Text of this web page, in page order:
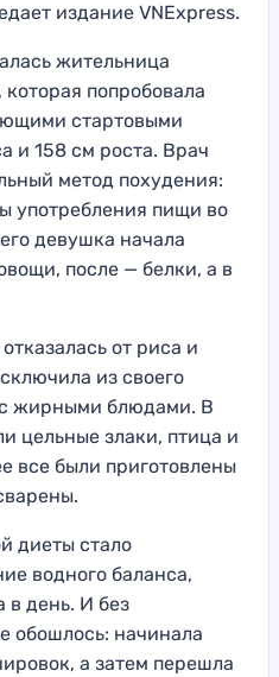
издание VNExpress.
жительница
попробовала
стартовыми
и 158 см роста. Врач
метод похудения:
употребления пищи во
девушка начала
после — белки, а в
от риса и
из своего
жирными блюдами. В
цельные злаки, птица и
все были приготовлены
диеты стало
водного баланса,
в день. И без
обошлось: начинала
а затем перешла